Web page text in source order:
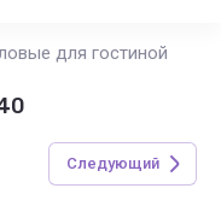
для гостиной
Следующий